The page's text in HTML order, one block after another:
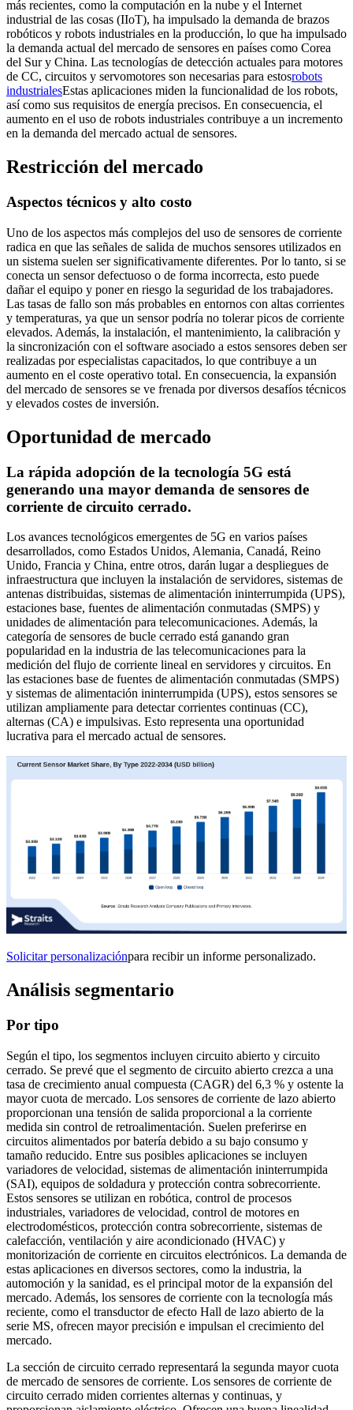
más recientes, como la computación en la nube y el Internet
industrial de las cosas (IIoT), ha impulsado la demanda de brazos
robóticos y robots industriales en la producción, lo que ha impulsado
la demanda actual del mercado de sensores en países como Corea
del Sur y China. Las tecnologías de detección actuales para motores
de CC, circuitos y servomotores son necesarias para estosrobots
industrialesEstas aplicaciones miden la funcionalidad de los robots,
así como sus requisitos de energía precisos. En consecuencia, el
aumento en el uso de robots industriales contribuye a un incremento
en la demanda del mercado actual de sensores.
Restricción del mercado
Aspectos técnicos y alto costo
Uno de los aspectos más complejos del uso de sensores de corriente
radica en que las señales de salida de muchos sensores utilizados en
un sistema suelen ser significativamente diferentes. Por lo tanto, si se
conecta un sensor defectuoso o de forma incorrecta, esto puede
dañar el equipo y poner en riesgo la seguridad de los trabajadores.
Las tasas de fallo son más probables en entornos con altas corrientes
y temperaturas, ya que un sensor podría no tolerar picos de corriente
elevados. Además, la instalación, el mantenimiento, la calibración y
la sincronización con el software asociado a estos sensores deben ser
realizadas por especialistas capacitados, lo que contribuye a un
aumento en el coste operativo total. En consecuencia, la expansión
del mercado de sensores se ve frenada por diversos desafíos técnicos
y elevados costes de inversión.
Oportunidad de mercado
La rápida adopción de la tecnología 5G está
generando una mayor demanda de sensores de
corriente de circuito cerrado.
Los avances tecnológicos emergentes de 5G en varios países
desarrollados, como Estados Unidos, Alemania, Canadá, Reino
Unido, Francia y China, entre otros, darán lugar a despliegues de
infraestructura que incluyen la instalación de servidores, sistemas de
antenas distribuidas, sistemas de alimentación ininterrumpida (UPS),
estaciones base, fuentes de alimentación conmutadas (SMPS) y
unidades de alimentación para telecomunicaciones. Además, la
categoría de sensores de bucle cerrado está ganando gran
popularidad en la industria de las telecomunicaciones para la
medición del flujo de corriente lineal en servidores y circuitos. En
las estaciones base de fuentes de alimentación conmutadas (SMPS)
y sistemas de alimentación ininterrumpida (UPS), estos sensores se
utilizan ampliamente para detectar corrientes continuas (CC),
alternas (CA) e impulsivas. Esto representa una oportunidad
lucrativa para el mercado actual de sensores.
Solicitar personalizaciónpara recibir un informe personalizado.
Análisis segmentario
Por tipo
Según el tipo, los segmentos incluyen circuito abierto y circuito
cerrado. Se prevé que el segmento de circuito abierto crezca a una
tasa de crecimiento anual compuesta (CAGR) del 6,3 % y ostente la
mayor cuota de mercado. Los sensores de corriente de lazo abierto
proporcionan una tensión de salida proporcional a la corriente
medida sin control de retroalimentación. Suelen preferirse en
circuitos alimentados por batería debido a su bajo consumo y
tamaño reducido. Entre sus posibles aplicaciones se incluyen
variadores de velocidad, sistemas de alimentación ininterrumpida
(SAI), equipos de soldadura y protección contra sobrecorriente.
Estos sensores se utilizan en robótica, control de procesos
industriales, variadores de velocidad, control de motores en
electrodomésticos, protección contra sobrecorriente, sistemas de
calefacción, ventilación y aire acondicionado (HVAC) y
monitorización de corriente en circuitos electrónicos. La demanda de
estas aplicaciones en diversos sectores, como la industria, la
automoción y la sanidad, es el principal motor de la expansión del
mercado. Además, los sensores de corriente con la tecnología más
reciente, como el transductor de efecto Hall de lazo abierto de la
serie MS, ofrecen mayor precisión e impulsan el crecimiento del
mercado.
La sección de circuito cerrado representará la segunda mayor cuota
de mercado de sensores de corriente. Los sensores de corriente de
circuito cerrado miden corrientes alternas y continuas, y